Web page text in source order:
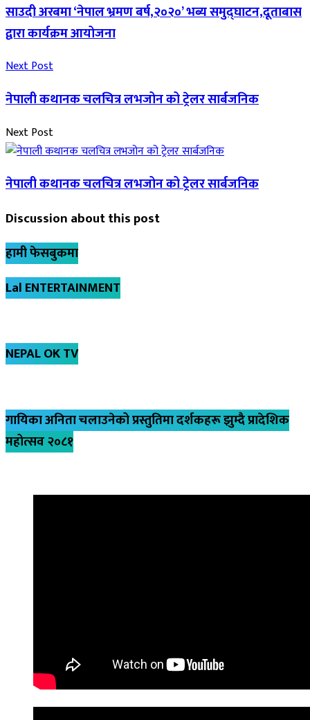
साउदी अरबमा ‘नेपाल भ्रमण बर्ष,२०२०’ भब्य समुद्घाटन,दूताबास
द्वारा कार्यक्रम आयोजना
Next Post
नेपाली कथानक चलचित्र लभजोन को ट्रेलर सार्बजनिक
Next Post
नेपाली कथानक चलचित्र लभजोन को ट्रेलर सार्बजनिक
Discussion about this post
हामी फेसबुकमा
Lal ENTERTAINMENT
NEPAL OK TV
गायिका अनिता चलाउनेको प्रस्तुतिमा दर्शकहरू झुम्दै प्रादेशिक
महोत्सव २०८१